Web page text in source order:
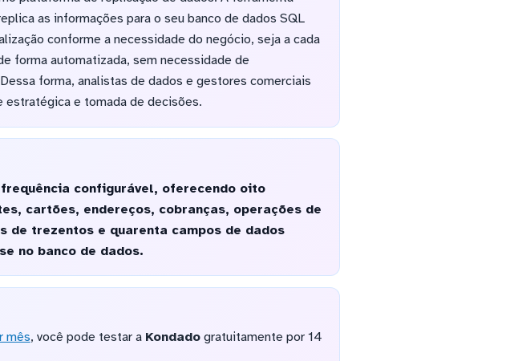
as informações para o seu banco de dados SQL
conforme a necessidade do negócio, seja a cada
forma automatizada, sem necessidade de
forma, analistas de dados e gestores comerciais
estratégica e tomada de decisões.
configurável, oferecendo oito
cartões, endereços, cobranças, operações de
trezentos e quarenta campos de dados
no banco de dados.
mês, você pode testar a Kondadogratuitamente por 14